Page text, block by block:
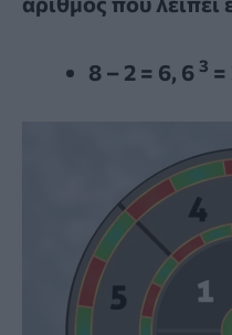
8 – 2 = 6, 6 3 =